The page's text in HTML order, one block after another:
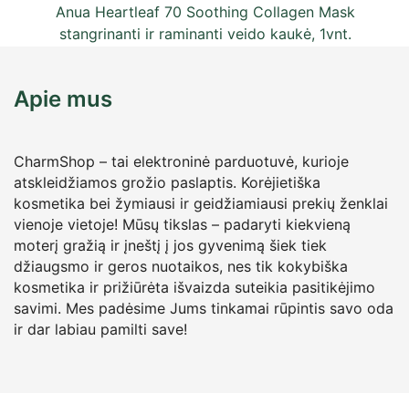
Anua Heartleaf 70 Soothing Collagen Mask
stangrinanti ir raminanti veido kaukė, 1vnt.
Apie mus
CharmShop – tai elektroninė parduotuvė, kurioje
atskleidžiamos grožio paslaptis. Korėjietiška
kosmetika bei žymiausi ir geidžiamiausi prekių ženklai
vienoje vietoje! Mūsų tikslas – padaryti kiekvieną
moterį gražią ir įneštį į jos gyvenimą šiek tiek
džiaugsmo ir geros nuotaikos, nes tik kokybiška
kosmetika ir prižiūrėta išvaizda suteikia pasitikėjimo
savimi. Mes padėsime Jums tinkamai rūpintis savo oda
ir dar labiau pamilti save!